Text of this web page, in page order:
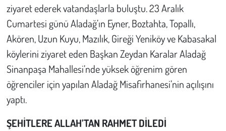
ziyaret ederek vatandaşlarla buluştu. 23 Aralık
Cumartesi günü Aladağ’ın Eyner, Boztahta, Topallı,
Akören, Uzun Kuyu, Mazılık, Gireği Yeniköy ve Kabasakal
köylerini ziyaret eden Başkan Zeydan Karalar Aladağ
Sinanpaşa Mahallesi’nde yüksek öğrenim gören
öğrenciler için yapılan Aladağ Misafirhanesi’nin açılışını
yaptı.
ŞEHİTLERE ALLAH’TAN RAHMET DİLEDİ
Son Dakika
Kent
Eğlence